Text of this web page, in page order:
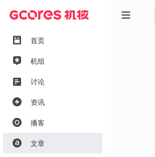
首页
机组
讨论
资讯
播客
文章